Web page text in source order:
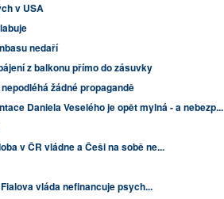
v USA
nedaří
z balkonu přímo do zásuvky
žádné propagandě
Daniela Veselého je opět mylná - a nebezp...
v ČR vládne a Češi na sobě ne...
vláda nefinancuje psych...